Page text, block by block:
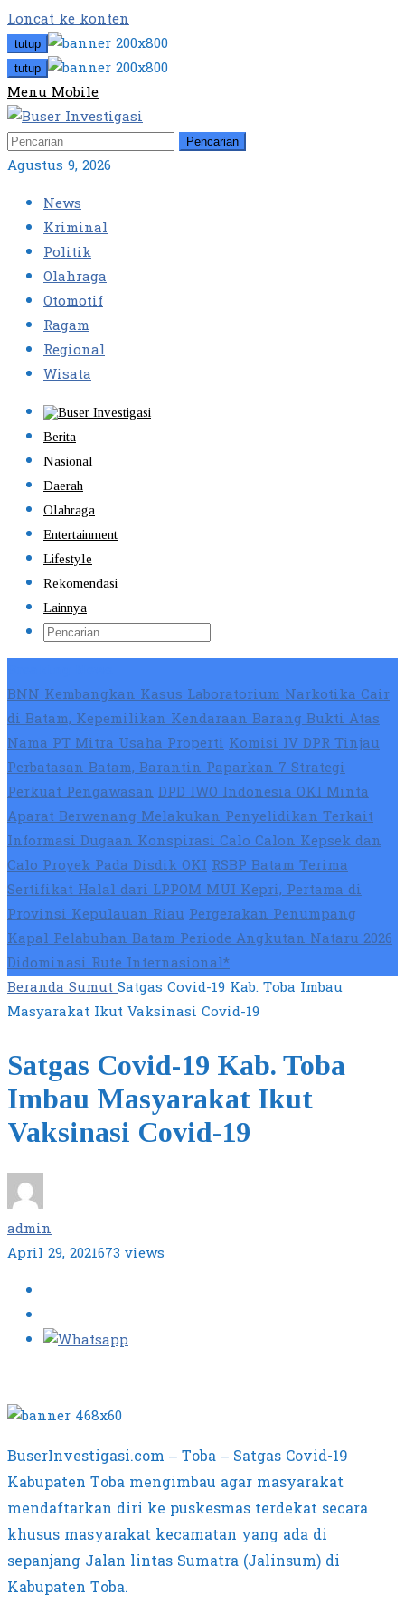
Loncat ke konten
tutup
tutup
Menu Mobile
Pencarian
Agustus 9, 2026
News
Kriminal
Politik
Olahraga
Otomotif
Ragam
Regional
Wisata
Berita
Nasional
Daerah
Olahraga
Entertainment
Lifestyle
Rekomendasi
Lainnya
BNN Kembangkan Kasus Laboratorium Narkotika Cair
di Batam, Kepemilikan Kendaraan Barang Bukti Atas
Nama PT Mitra Usaha PropertiKomisi IV DPR Tinjau
Perbatasan Batam, Barantin Paparkan 7 Strategi
Perkuat PengawasanDPD IWO Indonesia OKI Minta
Aparat Berwenang Melakukan Penyelidikan Terkait
Informasi Dugaan Konspirasi Calo Calon Kepsek dan
Calo Proyek Pada Disdik OKIRSBP Batam Terima
Sertifikat Halal dari LPPOM MUI Kepri, Pertama di
Provinsi Kepulauan RiauPergerakan Penumpang
Kapal Pelabuhan Batam Periode Angkutan Nataru 2026
Didominasi Rute Internasional*
BerandaSumutSatgas Covid-19 Kab. Toba Imbau
Masyarakat Ikut Vaksinasi Covid-19
Satgas Covid-19 Kab. Toba
Imbau Masyarakat Ikut
Vaksinasi Covid-19
admin
April 29, 2021673 views
BuserInvestigasi.com – Toba – Satgas Covid-19
Kabupaten Toba mengimbau agar masyarakat
mendaftarkan diri ke puskesmas terdekat secara
khusus masyarakat kecamatan yang ada di
sepanjang Jalan lintas Sumatra (Jalinsum) di
Kabupaten Toba.